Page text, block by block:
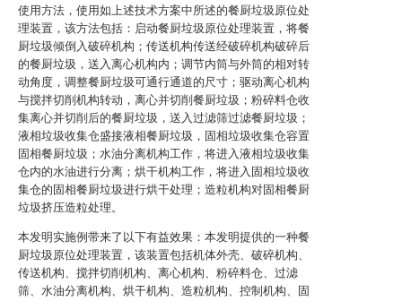
使用方法，使用如上述技术方案中所述的餐厨垃圾原位处
理装置，该方法包括：启动餐厨垃圾原位处理装置，将餐
厨垃圾倾倒入破碎机构；传送机构传送经破碎机构破碎后
的餐厨垃圾，送入离心机构内；调节内筒与外筒的相对转
动角度，调整餐厨垃圾可通行通道的尺寸；驱动离心机构
与搅拌切削机构转动，离心并切削餐厨垃圾；粉碎料仓收
集离心并切削后的餐厨垃圾，送入过滤筛过滤餐厨垃圾；
液相垃圾收集仓盛接液相餐厨垃圾，固相垃圾收集仓容置
固相餐厨垃圾；水油分离机构工作，将进入液相垃圾收集
仓内的水油进行分离；烘干机构工作，将进入固相垃圾收
集仓的固相餐厨垃圾进行烘干处理；造粒机构对固相餐厨
垃圾挤压造粒处理。
本发明实施例带来了以下有益效果：本发明提供的一种餐
厨垃圾原位处理装置，该装置包括机体外壳、破碎机构、
传送机构、搅拌切削机构、离心机构、粉碎料仓、过滤
筛、水油分离机构、烘干机构、造粒机构、控制机构、固